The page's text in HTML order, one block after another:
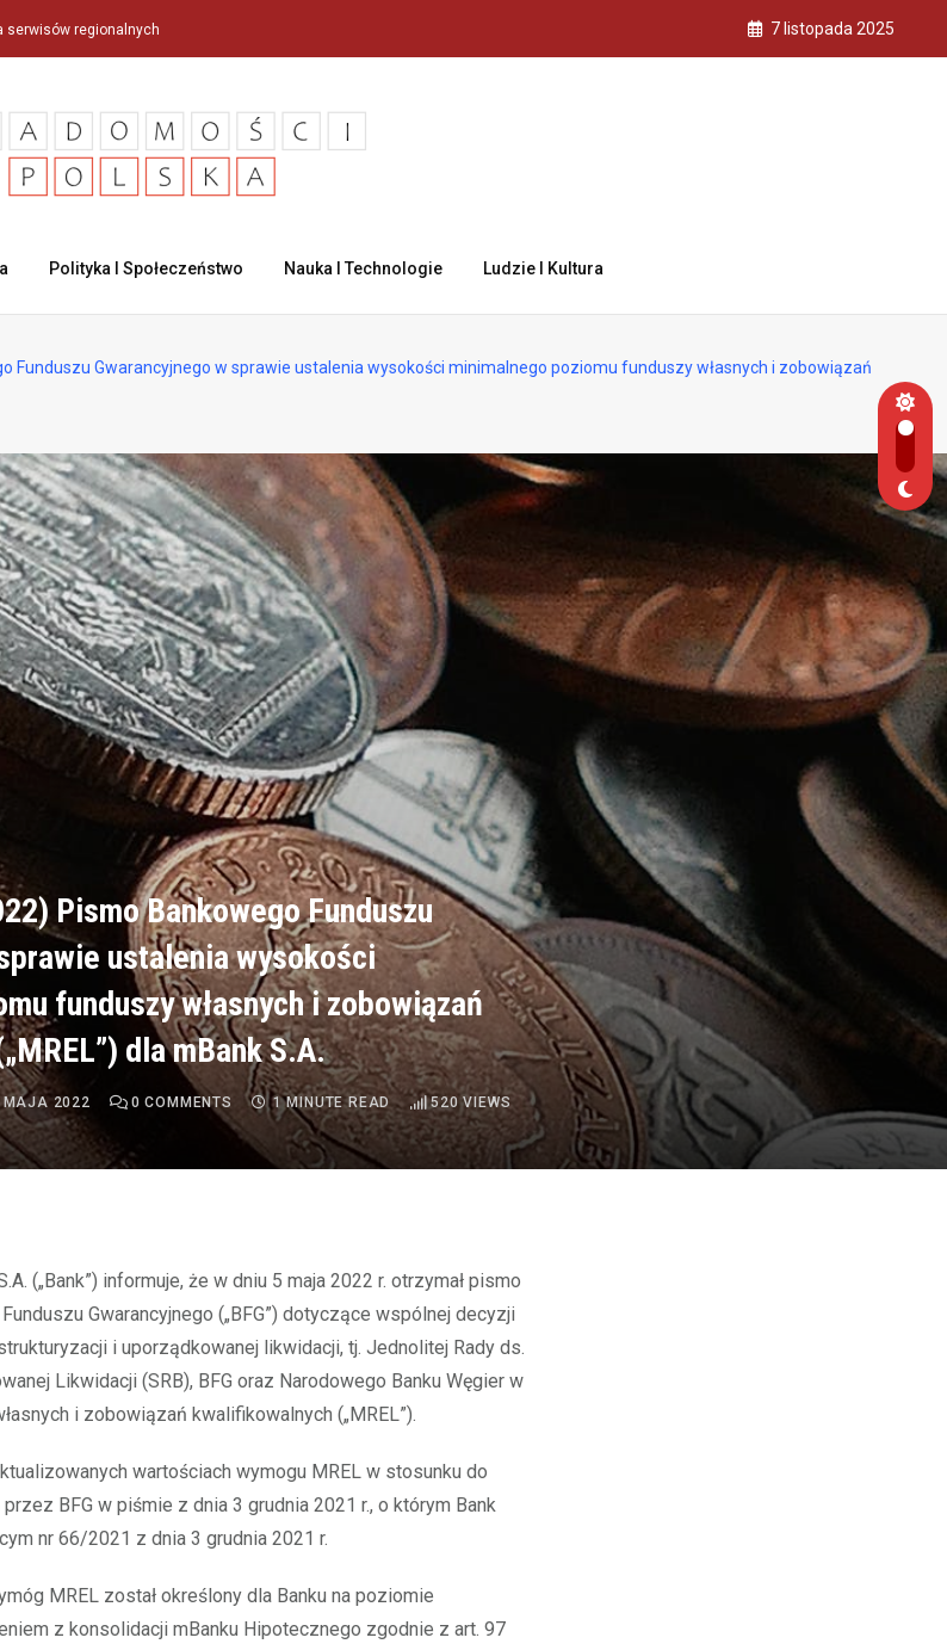
serwisów regionalnych 7 listopada 2025
Polityka I Społeczeństwo Nauka I Technologie Ludzie I Kultura
Funduszu Gwarancyjnego w sprawie ustalenia wysokości minimalnego poziomu funduszy własnych i zobowiązań
Pismo Bankowego Funduszu
ustalenia wysokości
funduszy własnych i zobowiązań
dla mBank S.A.
MAJA 2022 0 COMMENTS 1 MINUTE READ 520 VIEWS
Gwarancyjnego („BFG”) dotyczące wspólnej decyzji
i uporządkowanej likwidacji, tj. Jednolitej Rady ds.
Likwidacji (SRB), BFG oraz Narodowego Banku Węgier w
i zobowiązań kwalifikowalnych („MREL”).
wartościach wymogu MREL w stosunku do
BFG w piśmie z dnia 3 grudnia 2021 r., o którym Bank
nr 66/2021 z dnia 3 grudnia 2021 r.
MREL został określony dla Banku na poziomie
z konsolidacji mBanku Hipotecznego zgodnie z art. 97